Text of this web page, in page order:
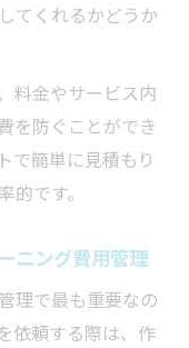
てくれるかどうか
料金やサービス内
を防ぐことができ
で簡単に見積もり
です。
ニング費用管理
理で最も重要なの
依頼する際は、作